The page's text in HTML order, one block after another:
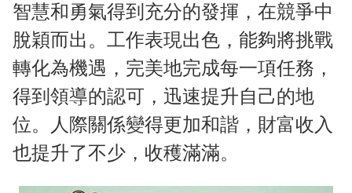
智慧和勇氣得到充分的發揮，在競爭中
脫穎而出。工作表現出色，能夠將挑戰
轉化為機遇，完美地完成每一項任務，
得到領導的認可，迅速提升自己的地
位。人際關係變得更加和諧，財富收入
也提升了不少，收穫滿滿。